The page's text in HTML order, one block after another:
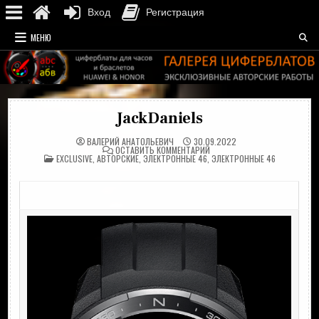
Перейти
к
содержимому
МЕНЮ
JackDaniels
ВАЛЕРИЙ АНАТОЛЬЕВИЧ 30.09.2022
ОСТАВИТЬ КОММЕНТАРИЙНА
JACKDANIELS
ОПУБЛИКОВАНО
В
EXCLUSIVE, АВТОРСКИЕ, ЭЛЕКТРОННЫЕ 46 ЭЛЕКТРОННЫЕ 46
Вход Регистрация